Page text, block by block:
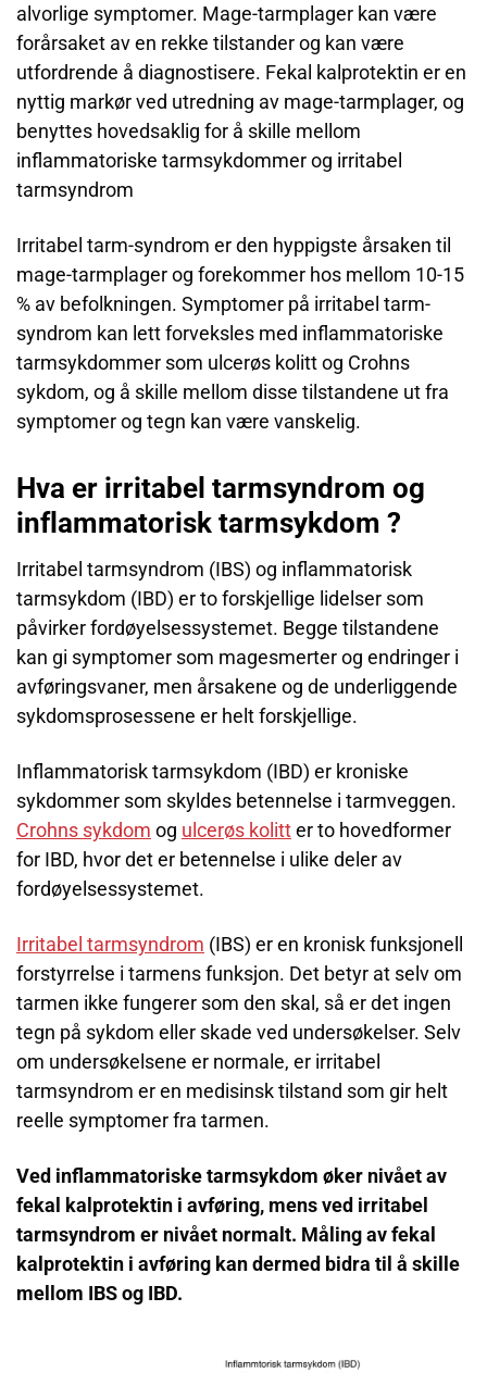
alvorlige symptomer. Mage-tarmplager kan være
forårsaket av en rekke tilstander og kan være
utfordrende å diagnostisere. Fekal kalprotektin er en
nyttig markør ved utredning av mage-tarmplager, og
benyttes hovedsaklig for å skille mellom
inflammatoriske tarmsykdommer og irritabel
tarmsyndrom
Irritabel tarm-syndrom er den hyppigste årsaken til
mage-tarmplager og forekommer hos mellom 10-15
% av befolkningen. Symptomer på irritabel tarm-
syndrom kan lett forveksles med inflammatoriske
tarmsykdommer som ulcerøs kolitt og Crohns
sykdom, og å skille mellom disse tilstandene ut fra
symptomer og tegn kan være vanskelig.
Hva er irritabel tarmsyndrom og
inflammatorisk tarmsykdom ?
Irritabel tarmsyndrom (IBS) og inflammatorisk
tarmsykdom (IBD) er to forskjellige lidelser som
påvirker fordøyelsessystemet. Begge tilstandene
kan gi symptomer som magesmerter og endringer i
avføringsvaner, men årsakene og de underliggende
sykdomsprosessene er helt forskjellige.
Inflammatorisk tarmsykdom (IBD) er kroniske
sykdommer som skyldes betennelse i tarmveggen.
Crohns sykdom og ulcerøs kolitter to hovedformer
for IBD, hvor det er betennelse i ulike deler av
fordøyelsessystemet.
Irritabel tarmsyndrom (IBS) er en kronisk funksjonell
forstyrrelse i tarmens funksjon. Det betyr at selv om
tarmen ikke fungerer som den skal, så er det ingen
tegn på sykdom eller skade ved undersøkelser. Selv
om undersøkelsene er normale, er irritabel
tarmsyndrom er en medisinsk tilstand som gir helt
reelle symptomer fra tarmen.
Ved inflammatoriske tarmsykdom øker nivået av
fekal kalprotektin i avføring, mens ved irritabel
tarmsyndrom er nivået normalt. Måling av fekal
kalprotektin i avføring kan dermed bidra til å skille
mellom IBS og IBD.